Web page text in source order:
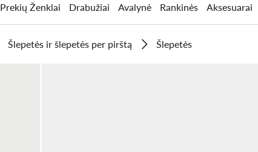
Prekių Ženklai Drabužiai Avalynė Rankinės Aksesuarai
Šlepetės ir šlepetės per pirštą Šlepetės